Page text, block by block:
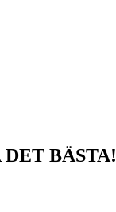
BÄSTA!